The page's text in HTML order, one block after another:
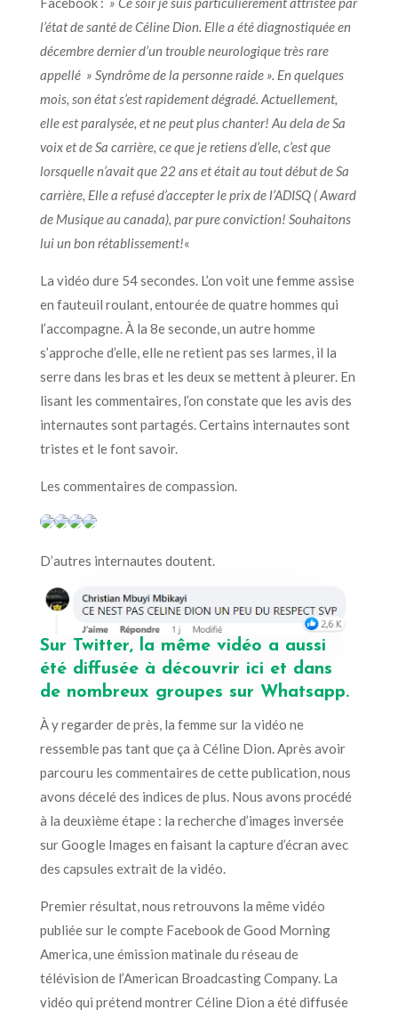
l’état de santé de Céline Dion. Elle a été diagnostiquée en
décembre dernier d’un trouble neurologique très rare
appellé » Syndrôme de la personne raide ». En quelques
mois, son état s’est rapidement dégradé. Actuellement,
elle est paralysée, et ne peut plus chanter! Au dela de Sa
voix et de Sa carrière, ce que je retiens d’elle, c’est que
lorsquelle n’avait que 22 ans et était au tout début de Sa
carrière, Elle a refusé d’accepter le prix de l’ADISQ ( Award
de Musique au canada), par pure conviction! Souhaitons
lui un bon rétablissement!«
La vidéo dure 54 secondes. L’on voit une femme assise
en fauteuil roulant, entourée de quatre hommes qui
l’accompagne. À la 8e seconde, un autre homme
s’approche d’elle, elle ne retient pas ses larmes, il la
serre dans les bras et les deux se mettent à pleurer. En
lisant les commentaires, l’on constate que les avis des
internautes sont partagés. Certains internautes sont
tristes et le font savoir.
Les commentaires de compassion.
D’autres internautes doutent.
Sur Twitter, la même vidéo a aussi
été diffusée à découvrir ici et dans
de nombreux groupes sur Whatsapp.
À y regarder de près, la femme sur la vidéo ne
ressemble pas tant que ça à Céline Dion. Après avoir
parcouru les commentaires de cette publication, nous
avons décelé des indices de plus. Nous avons procédé
à la deuxième étape : la recherche d’images inversée
sur Google Images en faisant la capture d’écran avec
des capsules extrait de la vidéo.
Premier résultat, nous retrouvons la même vidéo
publiée sur le compte Facebook de Good Morning
America, une émission matinale du réseau de
télévision de l’American Broadcasting Company. La
vidéo qui prétend montrer Céline Dion a été diffusée